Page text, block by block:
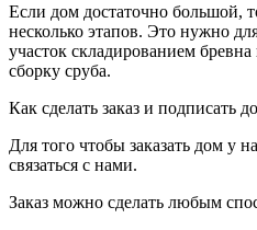
Если дом достаточно большой,
несколько этапов. Это нужно
участок складированием
сборку сруба.
Как сделать заказ и подписать
Для того чтобы заказать дом у
связаться с нами.
Заказ можно сделать любым